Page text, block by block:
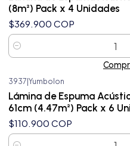
(8m²) Pack x 4 Unidades
$369.900 COP
Cantidad
3937 Yumbolon
Lámina de Espuma
61cm (4.47m²) Pack x 6
$110.900 COP